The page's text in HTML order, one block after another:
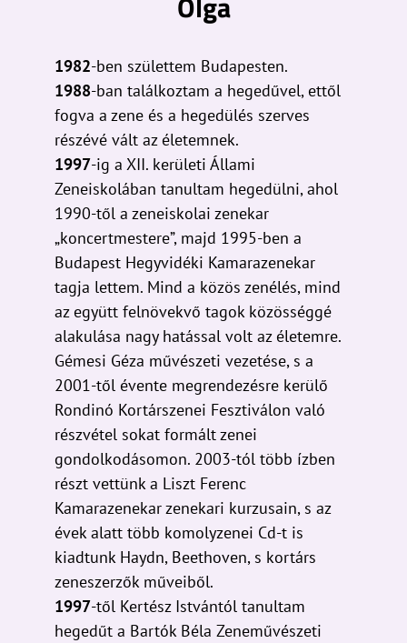
1982-ben születtem Budapesten.
1988-ban találkoztam a hegedűvel, ettől
fogva a zene és a hegedülés szerves
részévé vált az életemnek.
1997-ig a XII. kerületi Állami
Zeneiskolában tanultam hegedülni, ahol
1990-től a zeneiskolai zenekar
„koncertmestere”, majd 1995-ben a
Budapest Hegyvidéki Kamarazenekar
tagja lettem. Mind a közös zenélés, mind
az együtt felnövekvő tagok közösséggé
alakulása nagy hatással volt az életemre.
Gémesi Géza művészeti vezetése, s a
2001-től évente megrendezésre kerülő
Rondinó Kortárszenei Fesztiválon való
részvétel sokat formált zenei
gondolkodásomon. 2003-tól több ízben
részt vettünk a Liszt Ferenc
Kamarazenekar zenekari kurzusain, s az
évek alatt több komolyzenei Cd-t is
kiadtunk Haydn, Beethoven, s kortárs
zeneszerzők műveiből.
1997-től Kertész Istvántól tanultam
hegedűt a Bartók Béla Zeneművészeti